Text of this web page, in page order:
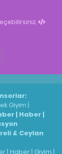
Giyim |
| Haber |
& Ceylan
| Haber | Giyim |